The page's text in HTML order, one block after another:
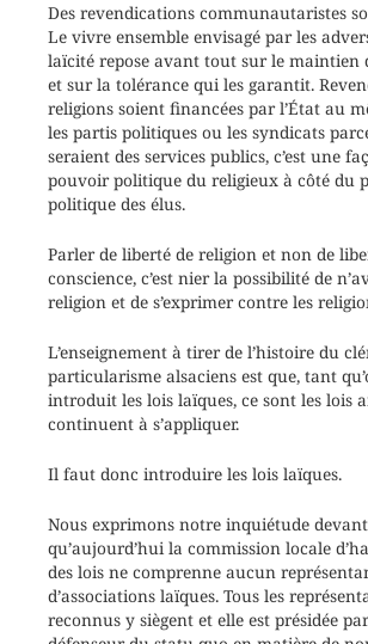
Des revendications communautaristes
Le vivre ensemble envisagé par les
laïcité repose avant tout sur le maintien
et sur la tolérance qui les garantit.
religions soient financées par l’État au
les partis politiques ou les syndicats
seraient des services publics, c’est une
pouvoir politique du religieux à côté du
politique des élus.
Parler de liberté de religion et non de
conscience, c’est nier la possibilité de
religion et de s’exprimer contre les
L’enseignement à tirer de l’histoire du
particularisme alsaciens est que, tant
introduit les lois laïques, ce sont les lois
continuent à s’appliquer.
Il faut donc introduire les lois laïques.
Nous exprimons notre inquiétude
qu’aujourd’hui la commission locale
des lois ne comprenne aucun
d’associations laïques. Tous les
reconnus y siègent et elle est présidée